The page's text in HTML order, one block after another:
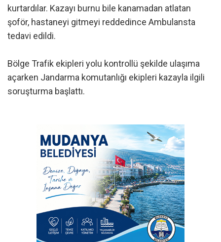
kurtardılar. Kazayı burnu bile kanamadan atlatan
şoför, hastaneyi gitmeyi reddedince Ambulansta
tedavi edildi.
Bölge Trafik ekipleri yolu kontrollü şekilde ulaşıma
açarken Jandarma komutanlığı ekipleri kazayla ilgili
soruşturma başlattı.